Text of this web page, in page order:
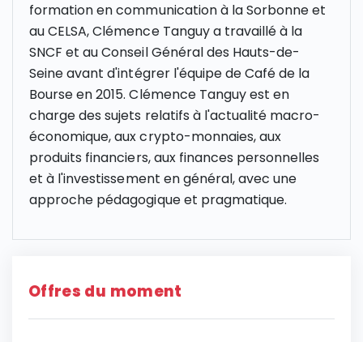
formation en communication à la Sorbonne et
au CELSA, Clémence Tanguy a travaillé à la
SNCF et au Conseil Général des Hauts-de-
Seine avant d'intégrer l'équipe de Café de la
Bourse en 2015. Clémence Tanguy est en
charge des sujets relatifs à l'actualité macro-
économique, aux crypto-monnaies, aux
produits financiers, aux finances personnelles
et à l'investissement en général, avec une
approche pédagogique et pragmatique.
Offres du moment